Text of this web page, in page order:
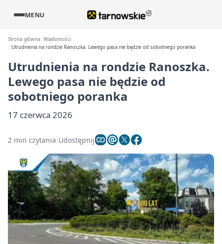
MENU
Strona główna Wiadomości
Utrudnienia na rondzie Ranoszka. Lewego pasa nie będzie od sobotniego poranka
Utrudnienia na rondzie Ranoszka.
Lewego pasa nie będzie od
sobotniego poranka
17 czerwca 2026
2 min czytania Udostępnij